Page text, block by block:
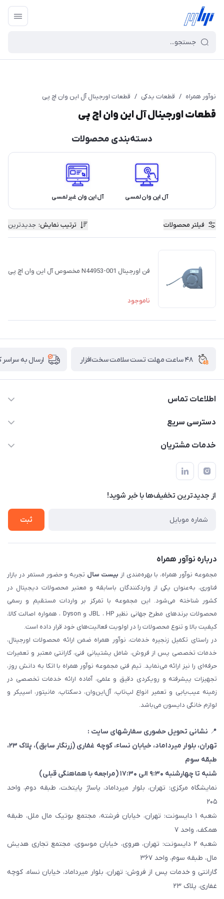
نوآور همراه / قطعات یدکی / قطعات اورجینال آل این وان اچ‌ پی
قطعات اورجینال آل این وان اچ‌ پی
دسته‌بندی محصولات
آل این وان لمسی آل این وان غیر لمسی
فیلتر محصولات ترتیب نمایش: جدیدترین
فن اورجینال N44953-001 مخصوص آل این وان اچ پی
ناموجود
۴۸ ساعت مهلت تست سلامت سخت‌افزار ارسال به
اطلاعات تماس
02122913967
۲۳، طبقه سوم
دسترسی سریع
لیست محصولات
حساب کاربری
تماس با ما
خدمات مشتریان
قوانین و مقررات
حریم خصوصی
شرایط گارانتی
ثبت شکایت
از جدید‌ترین تخفیف‌ها با‌ خبر شوید!
ثبت
درباره نوآور همراه
مجموعه نوآور همراه، با بهره‌مندی از بیست سال تجربه و حضور مستمر در بازار
فناوری، به‌عنوان یکی از واردکنندگان باسابقه و معتبر محصولات دیجیتال در
کشور شناخته می‌شود. این مجموعه با تمرکز بر واردات مستقیم و رسمی
محصولات برندهای مطرح جهانی نظیر JBL ، HP و Dyson ، همواره اصالت کالا،
کیفیت بالا و تنوع محصولات را در اولویت فعالیت‌های خود قرار داده است.
در راستای تکمیل زنجیره خدمات، نوآور همراه ضمن ارائه محصولات اورجینال،
خدمات تخصصی پس از فروش، شامل پشتیبانی فنی، گارانتی معتبر و تعمیرات
حرفه‌ای را نیز ارائه می‌نماید. تیم فنی مجموعه نوآور همراه با اتکا به دانش روز،
تجهیزات پیشرفته و رویکردی دقیق و علمی، آماده ارائه خدمات تخصصی در
زمینه عیب‌یابی و تعمیر انواع لپ‌تاپ، آل‌این‌وان، دسکتاپ، مانیتور، اسپیکر و
لوازم خانگی دایسون می‌باشد.
📍 نشانی تحویل حضوری سفارشهای سایت :
تهران، بلوار میرداماد، خیابان نساء، کوچه غفاری (زرنگار سابق)
، پلاک ۲۳،
طبقه سوم
شنبه تا چهارشنبه ۹:۳۰ الی ۱۷:۳۰ (مراجعه با هماهنگی قبلی)
نمایشگاه مرکزی: تهران، بلوار میرداماد، پاساژ پایتخت، طبقه دوم، واحد
۲۰۵
شعبه ۱ دایسونت: تهران، خیابان فرشته، مجتمع بوتیک مال ملل، طبقه
همکف، واحد ۷
شعبه ۲ دایسونت: تهران، هروی، خیابان موسوی، مجتمع تجاری هدیش
مال، طبقه سوم، واحد ۳۶۷
گارانتی و خدمات پس از فروش: تهران، بلوار میرداماد، خیابان نساء، کوچه
غفاری، پلاک ۲۳